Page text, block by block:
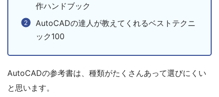
作ハンドブック
AutoCADの達人が教えてくれるベストテクニ
ック100
AutoCADの参考書は、種類がたくさんあって選びにくい
と思います。